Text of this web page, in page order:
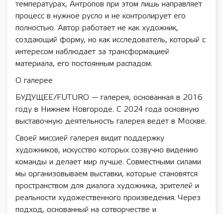
температурах, Антропов при этом лишь направляет
процесс в нужное русло и не контролирует его
полностью. Автор работает не как художник,
создающий форму, но как исследователь, который с
интересом наблюдает за трансформацией
материала, его постоянным распадом.
О галерее
БУДУЩЕЕ/FUTURO — галерея, основанная в 2016
году в Нижнем Новгороде. С 2024 года основную
выставочную деятельность галерея ведет в Москве.
Своей миссией галерея видит поддержку
художников, искусство которых созвучно видению
команды и делает мир лучше. Совместными силами
мы организовываем выставки, которые становятся
пространством для диалога художника, зрителей и
реальности художественного произведения. Через
подход, основанный на сотворчестве и